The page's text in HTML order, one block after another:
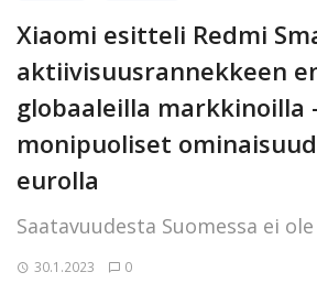
Xiaomi esitteli Redmi
aktiivisuusrannekkeen
globaaleilla markkinoilla
monipuoliset
eurolla
Saatavuudesta Suomessa ei
30.1.2023 0